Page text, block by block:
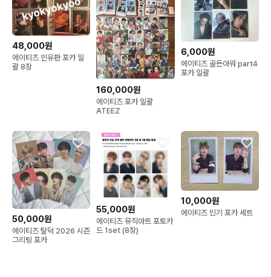
48,000원
에이티즈 인유판 포카 일
괄 8장
160,000원
에이티즈 포카 일괄
ATEEZ
6,000원
에이티즈 골든아워 part4
포카 일괄
50,000원
에이티즈 탈덕 2026 시즌
그리팅 포카
55,000원
에이티즈 뮤직아트 포토카
드 1set (8장)
10,000원
에이티즈 민기 포카 세트